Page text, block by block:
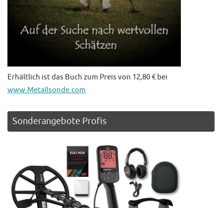
Erhältlich ist das Buch zum Preis von 12,80 € bei
www.Metallsonde.com
Sonderangebote Profis